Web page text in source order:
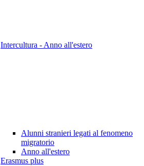
Intercultura - Anno all'estero
Alunni stranieri legati al fenomeno
migratorio
Anno all'estero
Erasmus plus